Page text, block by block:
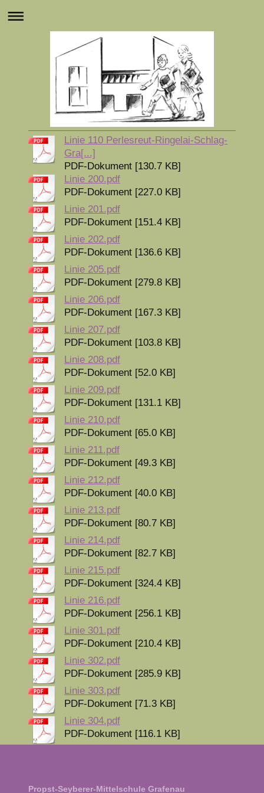
Linie 110 Perlesreut-Ringelai-Schlag-
Gra[...]
PDF-Dokument [130.7 KB]
Linie 200.pdf
PDF-Dokument [227.0 KB]
Linie 201.pdf
PDF-Dokument [151.4 KB]
Linie 202.pdf
PDF-Dokument [136.6 KB]
Linie 205.pdf
PDF-Dokument [279.8 KB]
Linie 206.pdf
PDF-Dokument [167.3 KB]
Linie 207.pdf
PDF-Dokument [103.8 KB]
Linie 208.pdf
PDF-Dokument [52.0 KB]
Linie 209.pdf
PDF-Dokument [131.1 KB]
Linie 210.pdf
PDF-Dokument [65.0 KB]
Linie 211.pdf
PDF-Dokument [49.3 KB]
Linie 212.pdf
PDF-Dokument [40.0 KB]
Linie 213.pdf
PDF-Dokument [80.7 KB]
Linie 214.pdf
PDF-Dokument [82.7 KB]
Linie 215.pdf
PDF-Dokument [324.4 KB]
Linie 216.pdf
PDF-Dokument [256.1 KB]
Linie 301.pdf
PDF-Dokument [210.4 KB]
Linie 302.pdf
PDF-Dokument [285.9 KB]
Linie 303.pdf
PDF-Dokument [71.3 KB]
Linie 304.pdf
PDF-Dokument [116.1 KB]
Propst-Seyberer-Mittelschule Grafenau